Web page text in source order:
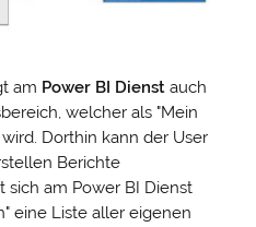
am Power BI Dienstauch
welcher als "Mein
Dorthin kann der User
Berichte
am Power BI Dienst
eine Liste aller eigenen